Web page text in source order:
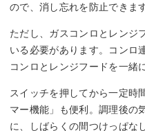
ので、消し忘れを防止できます
ただし、ガスコンロとレンジ
いる必要があります。コンロ
コンロとレンジフードを一緒
スイッチを押してから一定時
マー機能」も便利。調理後の
に、しばらくの間つけっぱな